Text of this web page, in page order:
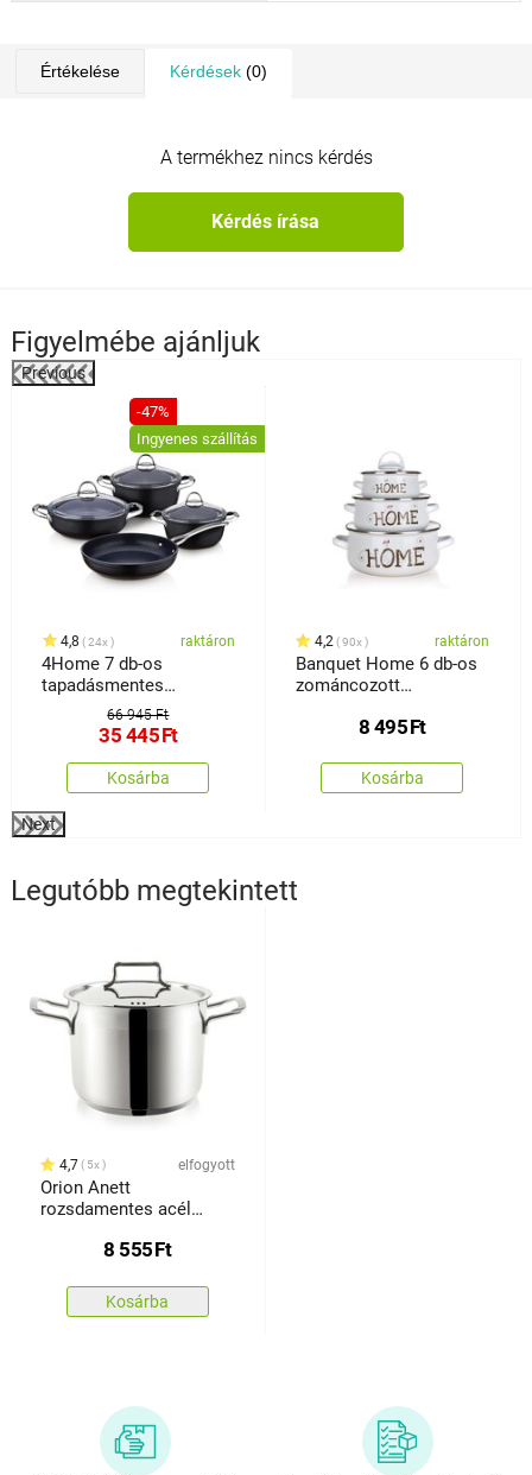
Értékelése Kérdések(0)
A termékhez nincs kérdés
Kérdés írása
Figyelmébe ajánljuk
Previous
-47%
Ingyenes szállítás
4,8 24x raktáron
4Home 7 db-os
tapadásmentes
edénykészlet, titánium
66 945 Ft
35 445Ft
Kosárba
4,2 90x raktáron
Banquet Home 6 db-os
zománcozott
8 495Ft
Kosárba
Next
Legutóbb megtekintett
4,7 5x elfogyott
Orion Anett
rozsdamentes acél
8 555Ft
Kosárba